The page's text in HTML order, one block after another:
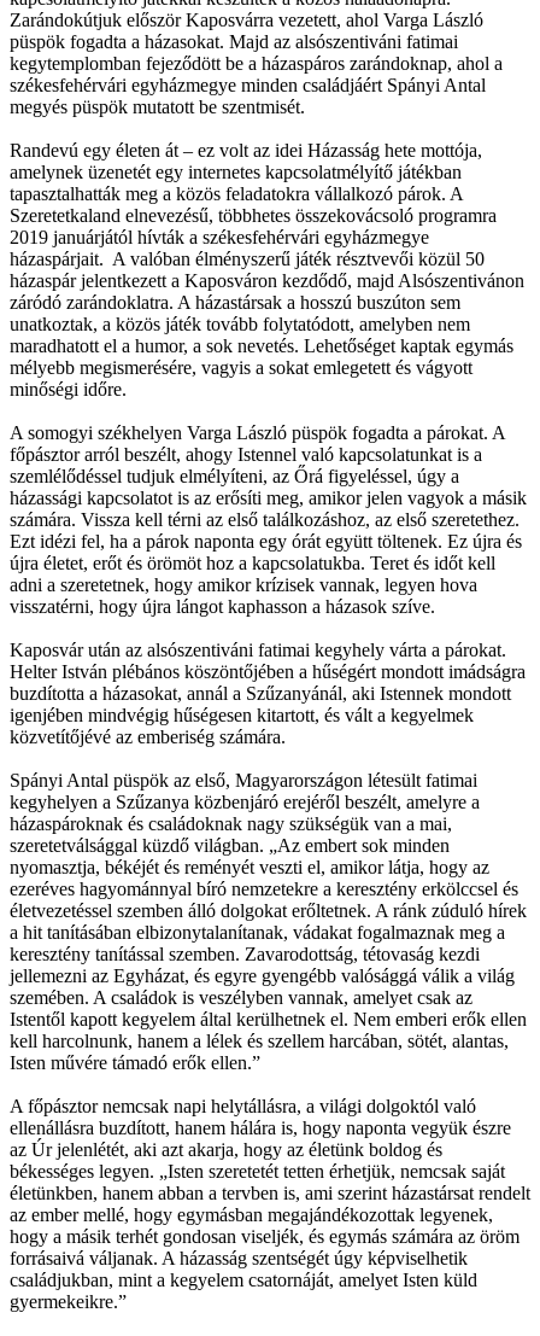
Zarándokútjuk először Kaposvárra vezetett, ahol Varga László
püspök fogadta a házasokat. Majd az alsószentiváni fatimai
kegytemplomban fejeződött be a házaspáros zarándoknap, ahol a
székesfehérvári egyházmegye minden családjáért Spányi Antal
megyés püspök mutatott be szentmisét.
Randevú egy életen át – ez volt az idei Házasság hete mottója,
amelynek üzenetét egy internetes kapcsolatmélyítő játékban
tapasztalhatták meg a közös feladatokra vállalkozó párok. A
Szeretetkaland elnevezésű, többhetes összekovácsoló programra
2019 januárjától hívták a székesfehérvári egyházmegye
házaspárjait. A valóban élményszerű játék résztvevői közül 50
házaspár jelentkezett a Kaposváron kezdődő, majd Alsószentivánon
záródó zarándoklatra. A házastársak a hosszú buszúton sem
unatkoztak, a közös játék tovább folytatódott, amelyben nem
maradhatott el a humor, a sok nevetés. Lehetőséget kaptak egymás
mélyebb megismerésére, vagyis a sokat emlegetett és vágyott
minőségi időre.
A somogyi székhelyen Varga László püspök fogadta a párokat. A
főpásztor arról beszélt, ahogy Istennel való kapcsolatunkat is a
szemlélődéssel tudjuk elmélyíteni, az Őrá figyeléssel, úgy a
házassági kapcsolatot is az erősíti meg, amikor jelen vagyok a másik
számára. Vissza kell térni az első találkozáshoz, az első szeretethez.
Ezt idézi fel, ha a párok naponta egy órát együtt töltenek. Ez újra és
újra életet, erőt és örömöt hoz a kapcsolatukba. Teret és időt kell
adni a szeretetnek, hogy amikor krízisek vannak, legyen hova
visszatérni, hogy újra lángot kaphasson a házasok szíve.
Kaposvár után az alsószentiváni fatimai kegyhely várta a párokat.
Helter István plébános köszöntőjében a hűségért mondott imádságra
buzdította a házasokat, annál a Szűzanyánál, aki Istennek mondott
igenjében mindvégig hűségesen kitartott, és vált a kegyelmek
közvetítőjévé az emberiség számára.
Spányi Antal püspök az első, Magyarországon létesült fatimai
kegyhelyen a Szűzanya közbenjáró erejéről beszélt, amelyre a
házaspároknak és családoknak nagy szükségük van a mai,
szeretetválsággal küzdő világban. „Az embert sok minden
nyomasztja, békéjét és reményét veszti el, amikor látja, hogy az
ezeréves hagyománnyal bíró nemzetekre a keresztény erkölccsel és
életvezetéssel szemben álló dolgokat erőltetnek. A ránk zúduló hírek
a hit tanításában elbizonytalanítanak, vádakat fogalmaznak meg a
keresztény tanítással szemben. Zavarodottság, tétovaság kezdi
jellemezni az Egyházat, és egyre gyengébb valósággá válik a világ
szemében. A családok is veszélyben vannak, amelyet csak az
Istentől kapott kegyelem által kerülhetnek el. Nem emberi erők ellen
kell harcolnunk, hanem a lélek és szellem harcában, sötét, alantas,
Isten művére támadó erők ellen.”
A főpásztor nemcsak napi helytállásra, a világi dolgoktól való
ellenállásra buzdított, hanem hálára is, hogy naponta vegyük észre
az Úr jelenlétét, aki azt akarja, hogy az életünk boldog és
békességes legyen. „Isten szeretetét tetten érhetjük, nemcsak saját
életünkben, hanem abban a tervben is, ami szerint házastársat rendelt
az ember mellé, hogy egymásban megajándékozottak legyenek,
hogy a másik terhét gondosan viseljék, és egymás számára az öröm
forrásaivá váljanak. A házasság szentségét úgy képviselhetik
családjukban, mint a kegyelem csatornáját, amelyet Isten küld
gyermekeikre.”